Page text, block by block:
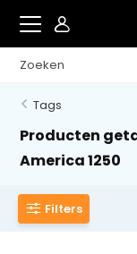
Tags
Producten
America 1250
Filters